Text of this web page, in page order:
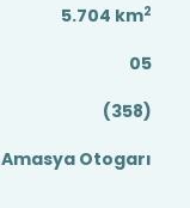
5.704 km2
05
(358)
Amasya Otogarı